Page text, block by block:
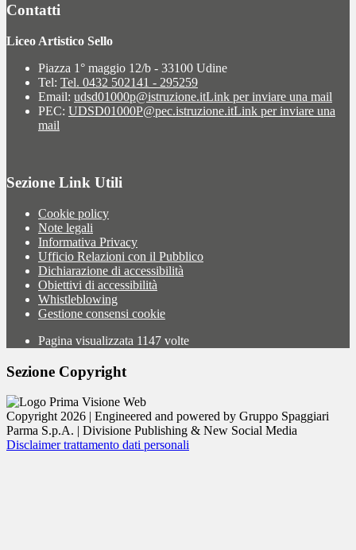
Contatti
Liceo Artistico Sello
Piazza 1° maggio 12/b - 33100 Udine
Tel: Tel. 0432 502141 - 295259
Email: udsd01000p@istruzione.itLink per inviare una mail
PEC: UDSD01000P@pec.istruzione.itLink per inviare una
mail
Sezione Link Utili
Cookie policy
Note legali
Informativa Privacy
Ufficio Relazioni con il Pubblico
Dichiarazione di accessibilità
Obiettivi di accessibilità
Whistleblowing
Gestione consensi cookie
Pagina visualizzata 1147 volte
Sezione Copyright
Copyright 2026 | Engineered and powered by Gruppo Spaggiari
Parma S.p.A. | Divisione Publishing & New Social Media
Disclaimer trattamento dati personali